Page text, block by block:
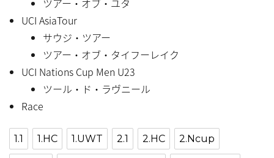
UCI AsiaTour
サウジ・ツアー
ツアー・オブ・タイフーレイク
UCI Nations Cup Men U23
ツール・ド・ラヴニール
Race
1.1 1.HC 1.UWT 2.1 2.HC 2.Ncup